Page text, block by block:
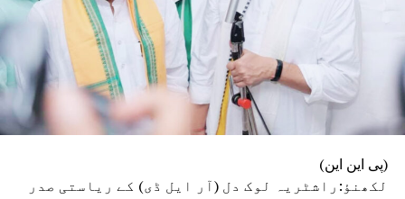
(پی این این)
لکھنؤ:راشٹریہ لوک دل (آر ایل ڈی) کے ریاستی صدر